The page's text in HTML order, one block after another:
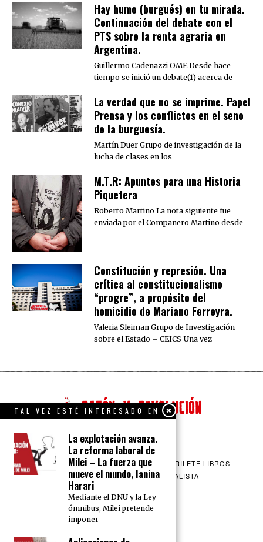
Hay humo (burgués) en tu mirada.
Continuación del debate con el
PTS sobre la renta agraria en
Argentina.
Guillermo Cadenazzi OME Desde hace
tiempo se inició un debate(1) acerca de
La verdad que no se imprime. Papel
Prensa y los conflictos en el seno
de la burguesía.
Martín Duer Grupo de investigación de la
lucha de clases en los
M.T.R: Apuntes para una Historia
Piquetera
Roberto Martino La nota siguiente fue
enviada por el Compañero Martino desde
Constitución y represión. Una
crítica al constitucionalismo
“progre”, a propósito del
homicidio de Mariano Ferreyra.
Valeria Sleiman Grupo de Investigación
sobre el Estado – CEICS Una vez
QUIENES SOMOS CONTACTO
BARRILETE LIBROS
CEICS
ENGLISH VÍA SOCIALISTA
TAL VEZ ESTÉ INTERESADO EN
La explotación avanza.
La reforma laboral de
Milei – La fuerza que
mueve el mundo, Ianina
Harari
Mediante el DNU y la Ley
ómnibus, Milei pretende
imponer